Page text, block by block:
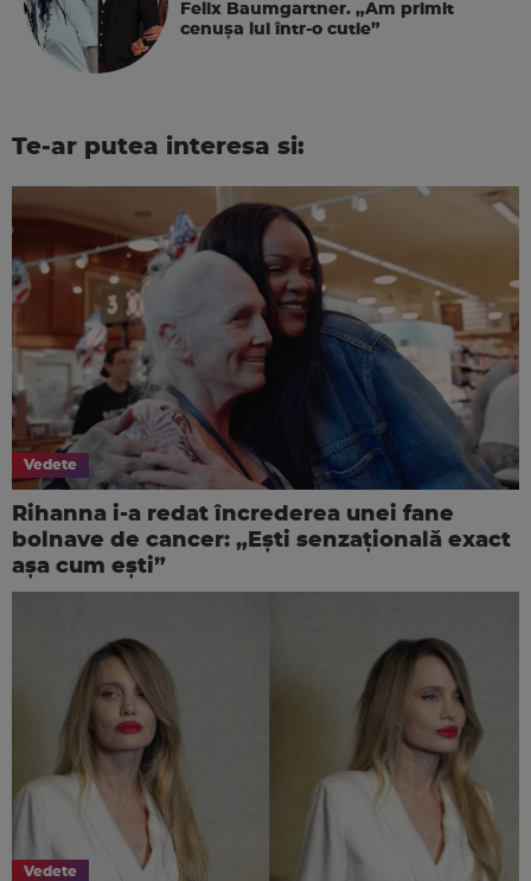
Felix Baumgartner. „Am primit
cenușa lui într-o cutie”
Te-ar putea interesa si:
Vedete
Rihanna i-a redat încrederea unei fane
bolnave de cancer: „Ești senzațională exact
așa cum ești”
Vedete